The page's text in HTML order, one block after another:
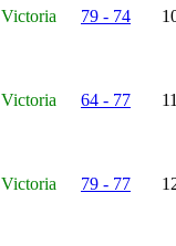
Victoria 79 - 74
Victoria 64 - 77
Victoria 79 - 77